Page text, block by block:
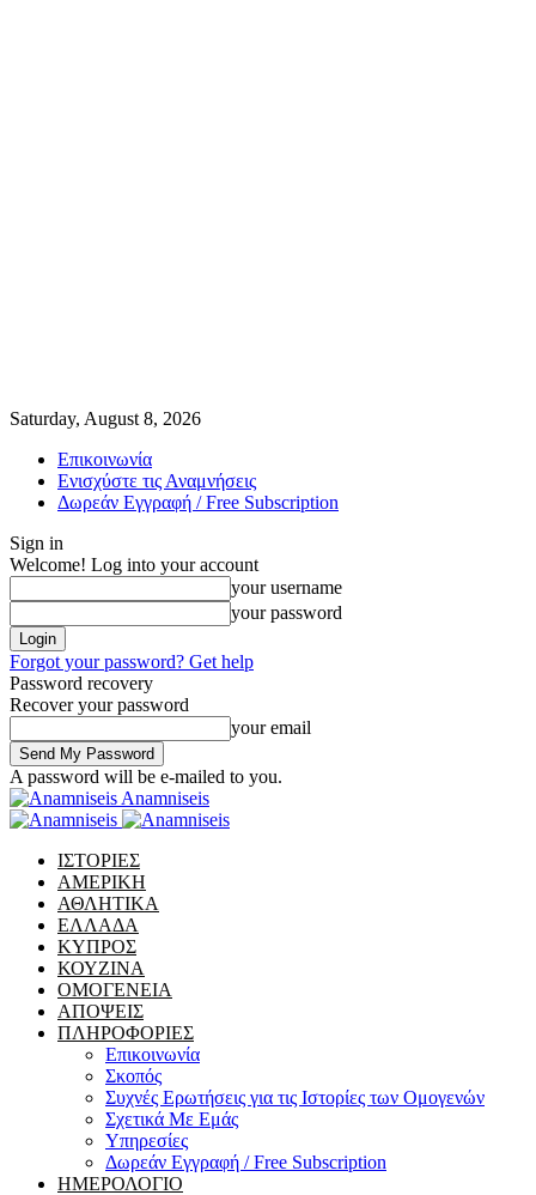
Saturday, August 8, 2026
Επικοινωνία
Ενισχύστε τις Αναμνήσεις
Δωρεάν Εγγραφή / Free Subscription
Sign in
Welcome! Log into your account
your username
your password
Forgot your password? Get help
Password recovery
Recover your password
your email
A password will be e-mailed to you.
Anamniseis
ΙΣΤΟΡΙΕΣ
ΑΜΕΡΙΚΗ
ΑΘΛΗΤΙΚΑ
ΕΛΛΑΔΑ
ΚΥΠΡΟΣ
ΚΟΥΖΙΝΑ
ΟΜΟΓΕΝΕΙΑ
ΑΠΟΨΕΙΣ
ΠΛΗΡΟΦΟΡΙΕΣ
Επικοινωνία
Σκοπός
Συχνές Ερωτήσεις για τις Ιστορίες των Ομογενών
Σχετικά Με Εμάς
Υπηρεσίες
Δωρεάν Εγγραφή / Free Subscription
ΗΜΕΡΟΛΟΓΙΟ